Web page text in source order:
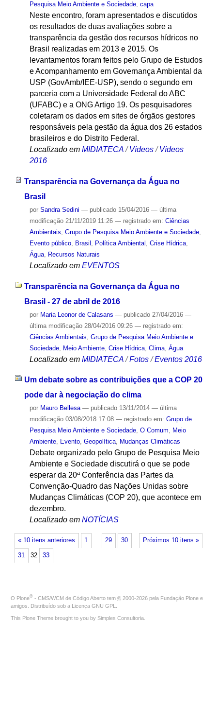
Pesquisa Meio Ambiente e Sociedade, capa
Neste encontro, foram apresentados e discutidos
os resultados de duas avaliações sobre a
transparência da gestão dos recursos hídricos no
Brasil realizadas em 2013 e 2015. Os
levantamentos foram feitos pelo Grupo de Estudos
e Acompanhamento em Governança Ambiental da
USP (GovAmb/IEE-USP), sendo o segundo em
parceria com a Universidade Federal do ABC
(UFABC) e a ONG Artigo 19. Os pesquisadores
coletaram os dados em sites de órgãos gestores
responsáveis pela gestão da água dos 26 estados
brasileiros e do Distrito Federal.
Localizado em MIDIATECA /Vídeos /Vídeos
2016
Transparência na Governança da Água no
Brasil
por Sandra Sedini — publicado15/04/2016 — última
modificação21/11/2019 11:26 — registrado em: Ciências
Ambientais Grupo de Pesquisa Meio Ambiente e Sociedade,
Evento público, Brasil Política Ambiental Crise Hídrica,
Água, Recursos Naturais
Localizado em EVENTOS
Transparência na Governança da Água no
Brasil - 27 de abril de 2016
por Maria Leonor de Calasans — publicado27/04/2016 —
última modificação28/04/2016 09:26 — registrado em:
Ciências Ambientais Grupo de Pesquisa Meio Ambiente e
Sociedade, Meio Ambiente, Crise Hídrica, Clima, Água
Localizado em MIDIATECA /Fotos /Eventos 2016
Um debate sobre as contribuições que a COP 20
pode dar à negociação do clima
por Mauro Bellesa — publicado13/11/2014 — última
modificação03/08/2018 17:08 — registrado em: Grupo de
Pesquisa Meio Ambiente e Sociedade, O Comum, Meio
Ambiente, Evento, Geopolítica, Mudanças Climáticas
Debate organizado pelo Grupo de Pesquisa Meio
Ambiente e Sociedade discutirá o que se pode
esperar da 20ª Conferência das Partes da
Convenção-Quadro das Nações Unidas sobre
Mudanças Climáticas (COP 20), que acontece em
dezembro.
Localizado em NOTÍCIAS
« 10 itens anteriores Próximos 10 itens »
1 … 29 30
31 32 33
O Plone® - CMS/WCM de Código Aberto tem © 2000-2026 pela Fundação Plone e
amigos. Distribuído sob a Licença GNU GPL
This Plone Theme brought to you by Simples Consultoria